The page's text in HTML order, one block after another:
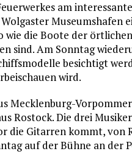
am
Museumshafen
die Boote der
sind. Am Sonntag
besichtigt
wird.
Mecklenburg-
Rostock. Die drei
die Gitarren kommt, von
auf der Bühne an der